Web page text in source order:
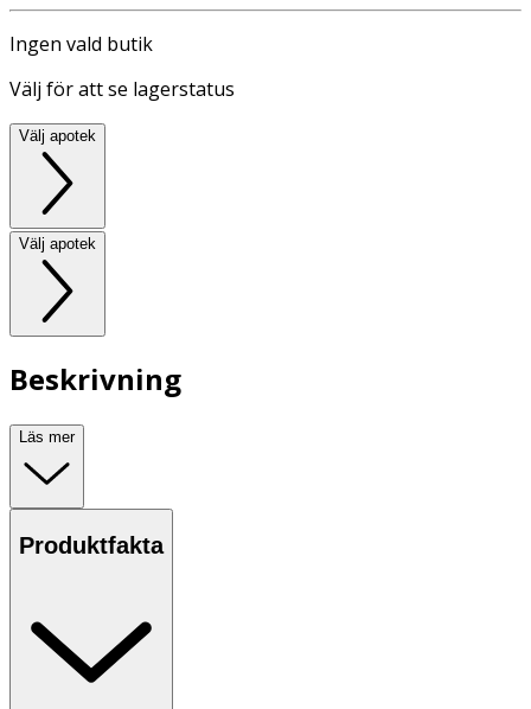
Ingen vald butik
Välj för att se lagerstatus
Välj apotek
Välj apotek
Beskrivning
Läs mer
Produktfakta